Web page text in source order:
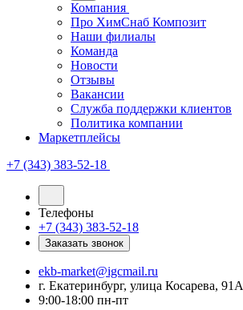
Компания
Про ХимСнаб Композит
Наши филиалы
Команда
Новости
Отзывы
Вакансии
Служба поддержки клиентов
Политика компании
Маркетплейсы
+7 (343) 383-52-18
Телефоны
+7 (343) 383-52-18
Заказать звонок
ekb-market@igcmail.ru
г. Екатеринбург, улица Косарева, 91А
9:00-18:00 пн-пт